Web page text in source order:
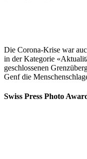
Die Corona-Krise war
in der Kategorie
geschlossenen
Genf die
Swiss Press Photo